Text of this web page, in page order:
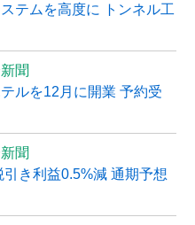
テムを高度に トンネル工
聞
ルを12月に開業 予約受
聞
き利益0.5%減 通期予想